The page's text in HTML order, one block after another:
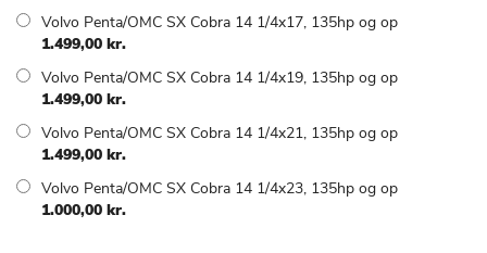
Volvo Penta/OMC SX Cobra 14 1/4x17, 135hp og op
1.499,00 kr.
Volvo Penta/OMC SX Cobra 14 1/4x19, 135hp og op
1.499,00 kr.
Volvo Penta/OMC SX Cobra 14 1/4x21, 135hp og op
1.499,00 kr.
Volvo Penta/OMC SX Cobra 14 1/4x23, 135hp og op
1.000,00 kr.